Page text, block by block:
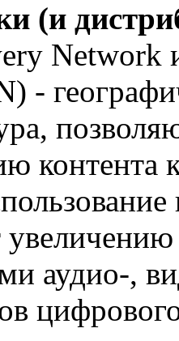
(и
Network
-
контента
аудио-,